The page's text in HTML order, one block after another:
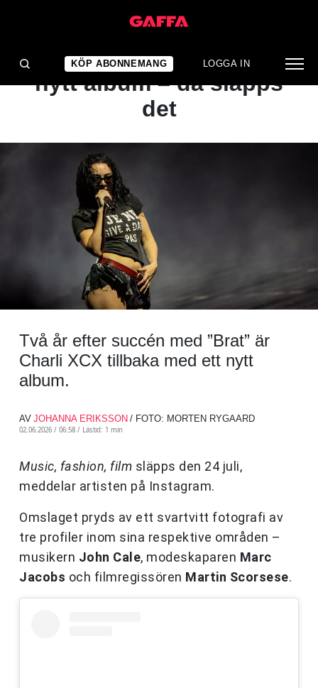
KÖP ABONNEMANG LOGGA IN
NYHET
Charli XCX presenterar
nytt album – då släpps
det
Två år efter succén med ”Brat” är
Charli XCX tillbaka med ett nytt
album.
AV JOHANNA ERIKSSON / FOTO: MORTEN RYGAARD
02.06.2026 / 06:58 / Lästid: 1 min
Music, fashion, film släpps den 24 juli,
meddelar artisten på Instagram.
Omslaget pryds av ett svartvitt fotografi av
tre profiler inom sina respektive områden –
musikern John Cale, modeskaparen Marc
Jacobs och filmregissören Martin Scorsese.